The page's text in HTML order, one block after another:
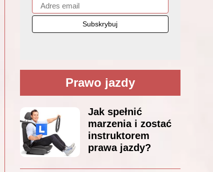
Prawo jazdy
Jak spełnić
marzenia i zostać
instruktorem
prawa jazdy?